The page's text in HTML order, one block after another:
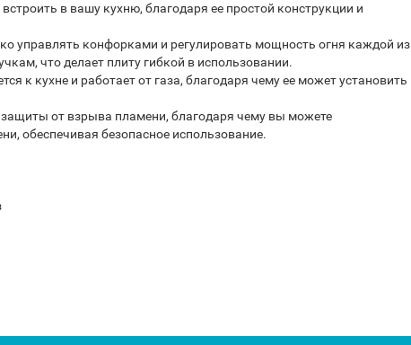
в вашу кухню, благодаря ее простой конструкции и
управлять конфорками и регулировать мощность огня каждой из
что делает плиту гибкой в ​​использовании.
к кухне и работает от газа, благодаря чему ее может установить
от взрыва пламени, благодаря чему вы можете
обеспечивая безопасное использование.